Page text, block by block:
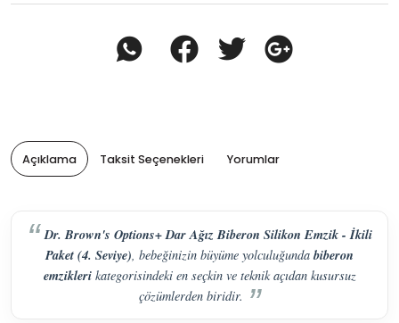
Açıklama Taksit Seçenekleri Yorumlar
Dr. Brown's Options+ Dar Ağız Biberon Silikon Emzik - İkili
Paket (4. Seviye), bebeğinizin büyüme yolculuğunda biberon
emziklerikategorisindeki en seçkin ve teknik açıdan kusursuz
çözümlerden biridir.